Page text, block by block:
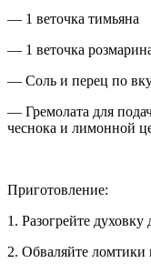
— 1 веточка тимьяна
— 1 веточка
— Соль и перец по
— Гремолата для
чеснока и лимонной
Приготовление:
1. Разогрейте духовку
2. Обваляйте ломтики